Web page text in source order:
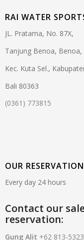
RAI WATER
JL. Pratama, No. 87X,
Tanjung Benoa, Benoa,
Kec. Kuta Sel.,
Bali 80363
(0361) 773815
OUR
Every day 24 hours
Contact our
reservation:
Gung Alit +62 813-